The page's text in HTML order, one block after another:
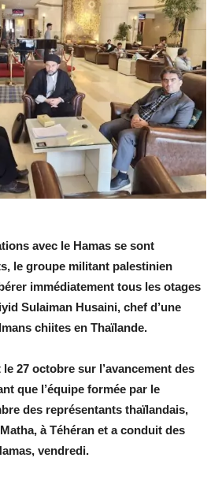
avec le Hamas se sont
le groupe militant palestinien
immédiatement tous les otages
Sulaiman Husaini, chef d’une
chiites en Thaïlande.
27 octobre sur l’avancement des
que l’équipe formée par le
des représentants thaïlandais,
à Téhéran et a conduit des
vendredi.